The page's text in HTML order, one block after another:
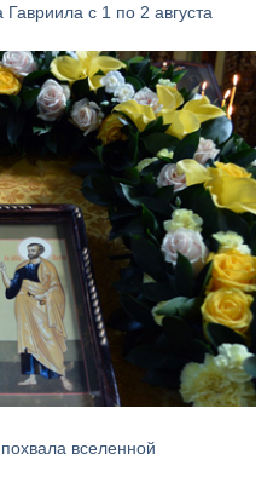
с 1 по 2 августа
вселенной